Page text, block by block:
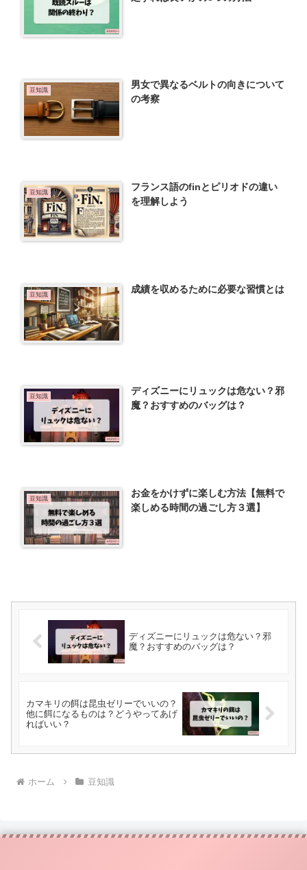
豆知識
男女で異なるベルトの向きについて
の考察
豆知識
フランス語のfinとピリオドの違い
を理解しよう
豆知識 成績を収めるために必要な習慣とは
豆知識
ディズニーにリュックは危ない？邪
魔？おすすめのバッグは？
豆知識
お金をかけずに楽しむ方法【無料で
楽しめる時間の過ごし方３選】
ディズニーにリュックは危ない？邪
魔？おすすめのバッグは？
カマキリの餌は昆虫ゼリーでいいの？
他に餌になるものは？どうやってあげ
ればいい？
ホーム 豆知識